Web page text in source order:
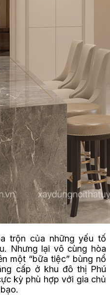
trộn của những yếu tố
Nhưng lại vô cùng hòa
một “bữa tiệc” bùng nổ
cấp ở khu đô thị Phú
kỳ phù hợp với gia chủ